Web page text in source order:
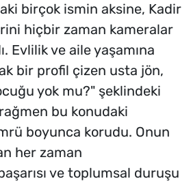
birçok ismin aksine, Kadir
hiçbir zaman kameralar
Evlilik ve aile yaşamına
bir profil çizen usta jön,
yok mu?" şeklindeki
bu konudaki
boyunca korudu. Onun
her zaman
ve toplumsal duruşu